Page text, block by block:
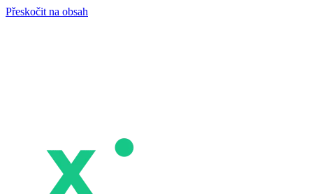
Přeskočit na obsah